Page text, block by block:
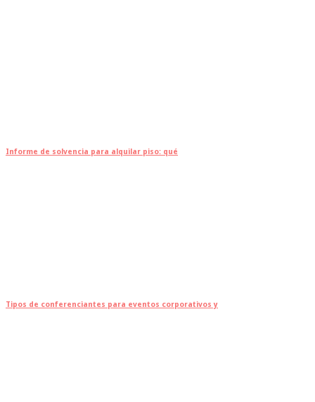
Informe de solvencia para alquilar piso: qué
Tipos de conferenciantes para eventos corporativos y